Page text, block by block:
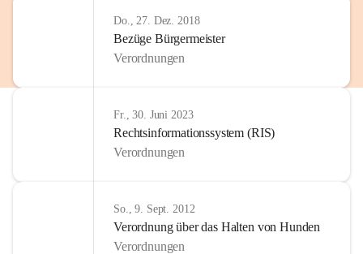
Do., 27. Dez. 2018
Bezüge Bürgermeister
Verordnungen
Fr., 30. Juni 2023
Rechtsinformationssystem (RIS)
Verordnungen
So., 9. Sept. 2012
Verordnung über das Halten von Hunden
Verordnungen